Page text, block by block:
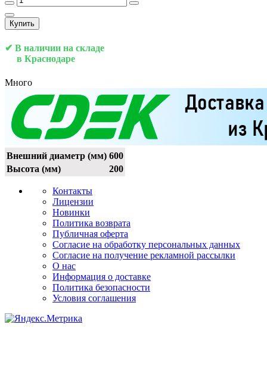
Купить
✔ В наличии на складе
в Краснодаре
Много
Внешний диаметр (мм) 600
Высота (мм)
200
Контакты
Лицензии
Новинки
Политика возврата
Публичная оферта
Согласие на обработку персональных данных
Согласие на получение рекламной рассылки
О нас
Информация о доставке
Политика безопасности
Условия соглашения